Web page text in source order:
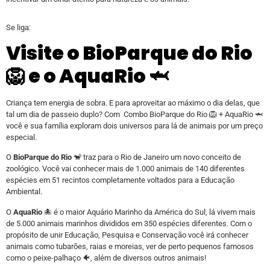
Se liga:
Visite o BioParque do Rio
🦁 e o AquaRio 🦈
Criança tem energia de sobra. E para aproveitar ao máximo o dia delas, que
tal um dia de passeio duplo? Com Combo BioParque do Rio 🦁 + AquaRio 🦈
você e sua família exploram dois universos para lá de animais por um preço
especial.
O BioParque do Rio 🐒 traz para o Rio de Janeiro um novo conceito de
zoológico. Você vai conhecer mais de 1.000 animais de 140 diferentes
espécies em 51 recintos completamente voltados para a Educação
Ambiental.
O AquaRio 🐙 é o maior Aquário Marinho da América do Sul, lá vivem mais
de 5.000 animais marinhos divididos em 350 espécies diferentes. Com o
propósito de unir Educação, Pesquisa e Conservação você irá conhecer
animais como tubarões, raias e moreias, ver de perto pequenos famosos
como o peixe-palhaço 🐠, além de diversos outros animais!